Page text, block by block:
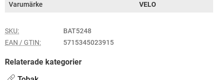
Varumärke VELO
SKU:
BAT5248
EAN / GTIN:
5715345023915
Relaterade kategorier